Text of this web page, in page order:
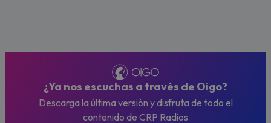
¿Ya nos escuchas a través de Oigo?
Descarga la última versión y disfruta de todo el
contenido de CRP Radios